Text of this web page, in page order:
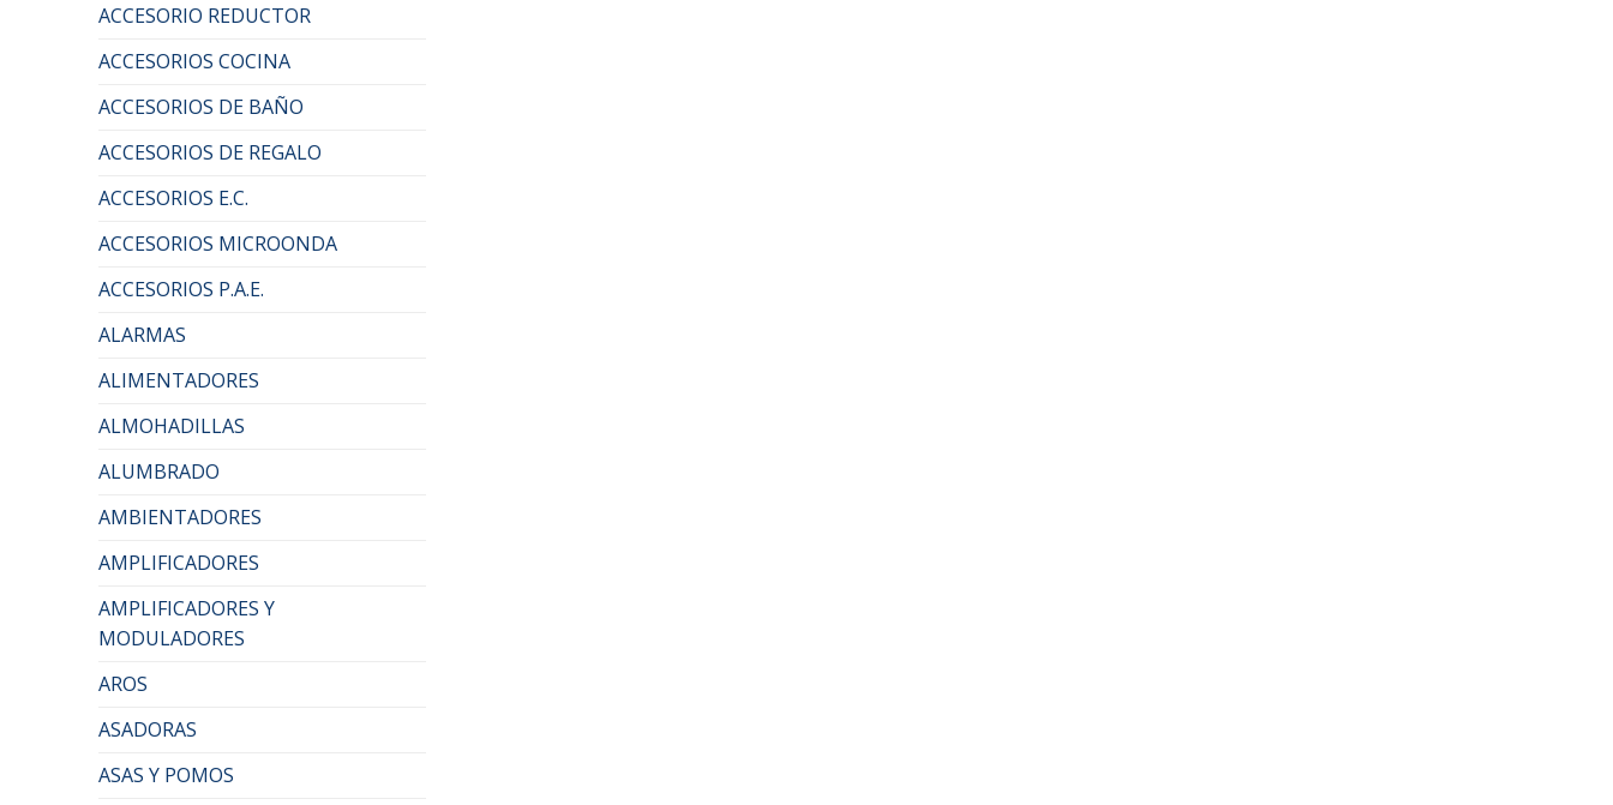
ACCESORIO REDUCTOR
ACCESORIOS COCINA
ACCESORIOS DE BAÑO
ACCESORIOS DE REGALO
ACCESORIOS E.C.
ACCESORIOS MICROONDA
ACCESORIOS P.A.E.
ALARMAS
ALIMENTADORES
ALMOHADILLAS
ALUMBRADO
AMBIENTADORES
AMPLIFICADORES
AMPLIFICADORES Y
MODULADORES
AROS
ASADORAS
ASAS Y POMOS